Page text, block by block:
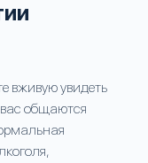
вживую увидеть
общаются